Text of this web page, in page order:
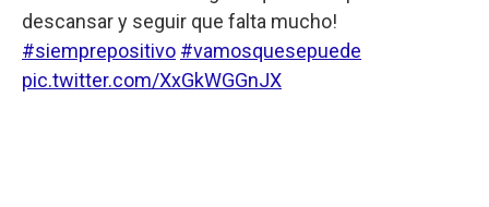
descansar y seguir que falta mucho!
#siemprepositivo #vamosquesepuede
pic.twitter.com/XxGkWGGnJX